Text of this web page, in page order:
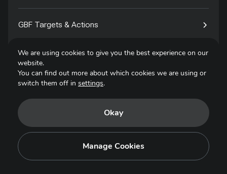
GBF Targets & Actions
Tech4Species
Privacy Policy
Copyright © 2025. All Rights Reserved.
We are using cookies to give you the best experience on our
website.
You can find out more about which cookies we are using or
switch them off in settings.
Okay
Manage Cookies